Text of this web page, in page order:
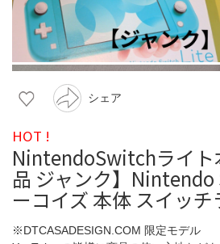
シェア
HOT !
NintendoSwitchライト
品 ジャンク】
ーコイズ 本体 スイッチ
※DTCASADESIGN.COM 限定モデル